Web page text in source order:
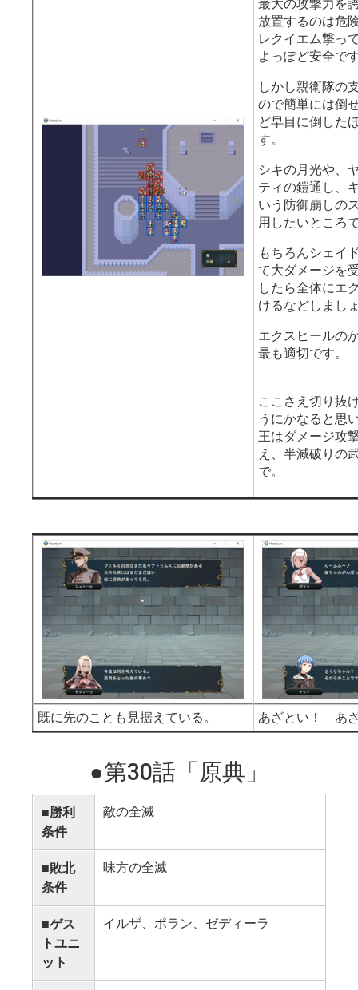
最大の攻撃力を
放置するのは危
レクイエム撃っ
よっぽど安全で
しかし親衛隊の
ので簡単には倒
ど早目に倒した
す。
シキの月光や、
ティの鎧通し、
いう防御崩しの
用したいところ
もちろんシェイ
て大ダメージを
したら全体にエ
けるなどしまし
エクスヒールの
最も適切です。
ここさえ切り抜
うにかなると思
王はダメージ攻
え、半減破りの
で。
既に先のことも見据えている。 あざとい！ あ
●第30話「原典」
■勝利
条件
敵の全滅
■敗北
条件
味方の全滅
■ゲス
トユニ
ット
イルザ、ポラン、ゼディーラ